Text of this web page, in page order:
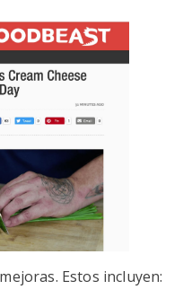
Estos incluyen: